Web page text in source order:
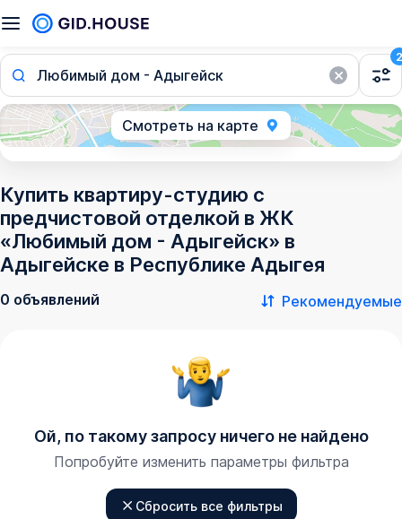
Любимый дом - Адыгейск
2
Смотреть на карте
Купить квартиру-студию с
предчистовой отделкой в ЖК
«Любимый дом - Адыгейск» в
Адыгейске в Республике Адыгея
0 объявлений Рекомендуемые
Ой, по такому запросу ничего не найдено
Попробуйте изменить параметры фильтра
Сбросить все фильтры